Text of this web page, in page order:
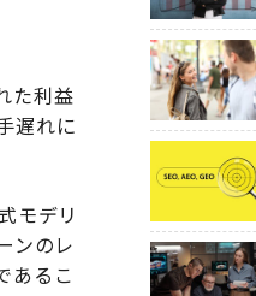
た利益
遅れに
モデリ
ンのレ
あるこ